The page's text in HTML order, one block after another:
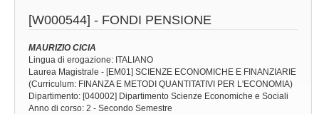
[W000544] - FONDI PENSIONE
MAURIZIO CICIA
Lingua di erogazione: ITALIANO
Laurea Magistrale - [EM01] SCIENZE ECONOMICHE E FINANZIARIE
(Curriculum: FINANZA E METODI QUANTITATIVI PER L'ECONOMIA)
Dipartimento: [040002] Dipartimento Scienze Economiche e Sociali
Anno di corso: 2 - Secondo Semestre